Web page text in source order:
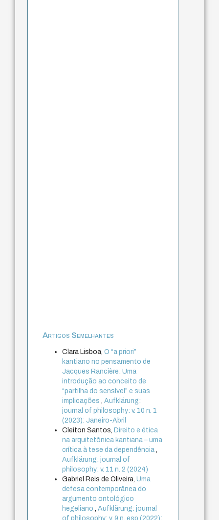
Artigos Semelhantes
Clara Lisboa,O “a priori”
kantiano no pensamento de
Jacques Rancière: Uma
introdução ao conceito de
“partilha do sensível” e suas
implicações,Aufklärung:
journal of philosophy: v. 10 n. 1
(2023): Janeiro-Abril
Cleiton Santos, Direito e ética
na arquitetônica kantiana – uma
crítica à tese da dependência,
Aufklärung: journal of
philosophy: v. 11 n. 2 (2024)
Gabriel Reis de Oliveira,Uma
defesa contemporânea do
argumento ontológico
hegeliano,Aufklärung: journal
of philosophy: v. 9 n. esp (2022):